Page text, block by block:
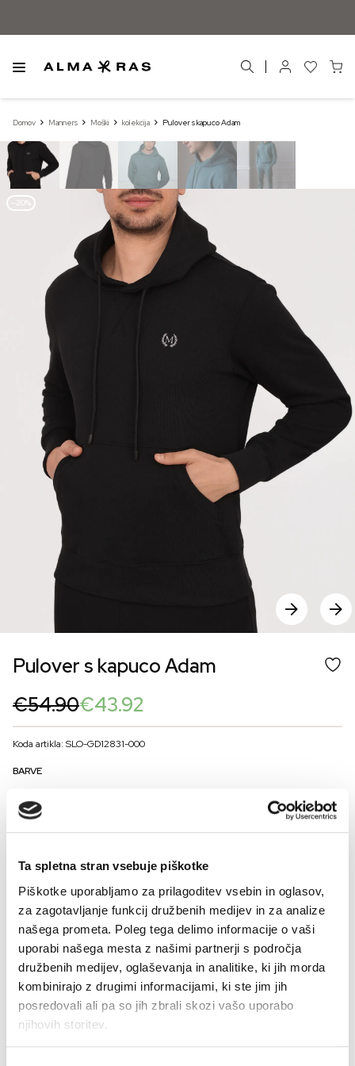
Ta spletna stran vsebuje piškotke
Piškotke uporabljamo za prilagoditev vsebin in oglasov,
za zagotavljanje funkcij družbenih medijev in za analize
našega prometa. Poleg tega delimo informacije o vaši
uporabi našega mesta z našimi partnerji s področja
družbenih medijev, oglaševanja in analitike, ki jih morda
kombinirajo z drugimi informacijami, ki ste jim jih
posredovali ali pa so jih zbrali skozi vašo uporabo
njihovih storitev.
Domov Manners Moški kolekcija Pulover s kapuco Adam
–20%
Pulover s kapuco Adam
€54.90
Original
price
was:
€43.92
Current
price
is:
Koda artikla: SLO-GD12831-000
BARVE
M XL XXL
Kalkulator velikosti
- + DODAJ V KOŠARICO
Funkcionalen kroj, praktični žepi, ravne linije – preprostost, ki jo potrebuje.
Moški pulover z dolgimi rokavi iz mehkega in prijetnega bombažnega
materiala – cotton fleece
Preberi vse